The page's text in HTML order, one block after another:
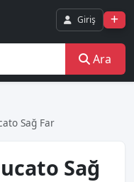
Giriş
Ara
Sağ Far
Sağ